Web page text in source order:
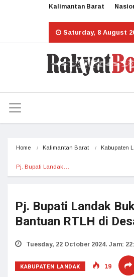
Kalimantan Barat
Saturday, 8 August
Home Kalimantan Barat Kabupaten
Pj. Bupati Landak…
Pj. Bupati Landak
Bantuan RTLH di
Tuesday, 22 October 2024. Jam:
KABUPATEN LANDAK 19